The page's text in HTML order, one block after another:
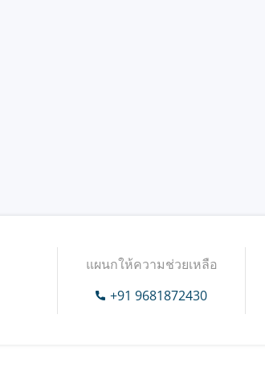
แผนกให้ความช่วยเหลือ
+91 9681872430